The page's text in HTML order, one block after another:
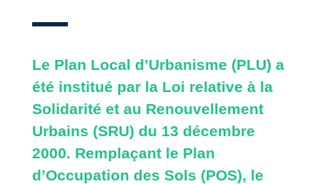
Le Plan Local d’Urbanisme (PLU) a
été institué par la Loi relative à la
Solidarité et au Renouvellement
Urbains (SRU) du 13 décembre
2000. Remplaçant le Plan
d’Occupation des Sols (POS), le